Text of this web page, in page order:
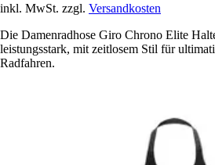
inkl. MwSt. zzgl. Versandkosten
Die Damenradhose Giro Chrono Elite
leistungsstark, mit zeitlosem Stil für
Radfahren.